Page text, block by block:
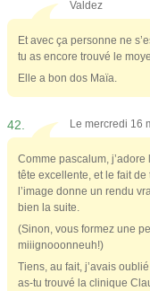
Valdez
Et avec ça personne ne
tu as encore trouvé le
Elle a bon dos Maïa.
42. Le mercredi 16
Comme pascalum,
tête excellente, et le fait de
l’image donne un rendu
bien la suite.
(Sinon, vous formez une
miiignooonneuh!)
Tiens, au fait, j’avais
as-tu trouvé la clinique